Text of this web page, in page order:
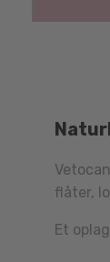
flåter,
Et